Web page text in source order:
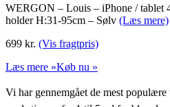
WERGON – Louis – iPhone / tablet
holder H:31-95cm – Sølv (Læs mere)
699 kr. (Vis fragtpris)
Læs mere »Køb nu »
Vi har gennemgået de mest